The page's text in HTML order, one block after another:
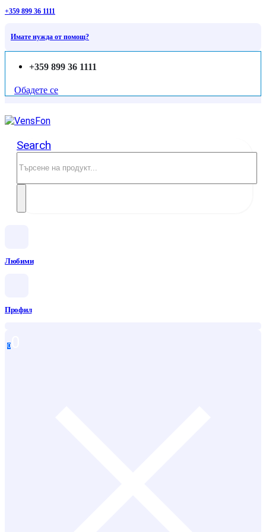
+359 899 36 1111
Имате нужда от помощ?
+359 899 36 1111
Обадете се
Search
Любими
Профил
0